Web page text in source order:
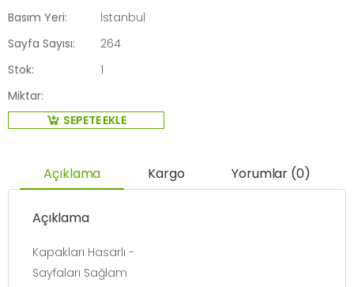
Basım Yeri:
İstanbul
Sayfa Sayısı:
264
Stok:
1
Miktar:
SEPETE EKLE
Açıklama Kargo Yorumlar (0)
Açıklama
Kapakları Hasarlı -
Sayfaları Sağlam